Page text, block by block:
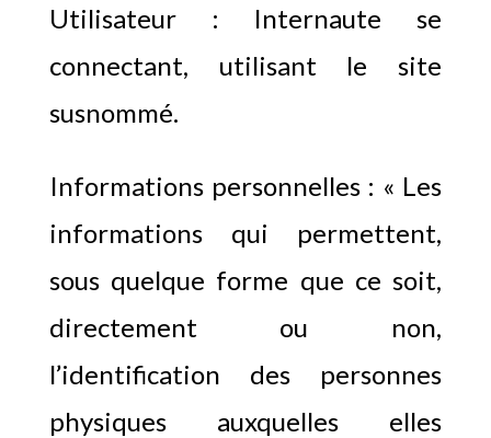
Utilisateur : Internaute se
connectant, utilisant le site
susnommé.
Informations personnelles : « Les
informations qui permettent,
sous quelque forme que ce soit,
directement ou non,
l’identification des personnes
physiques auxquelles elles